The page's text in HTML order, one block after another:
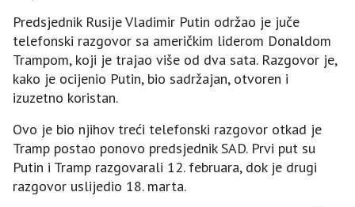
Predsjednik Rusije Vladimir Putin održao je juče
telefonski razgovor sa američkim liderom Donaldom
Trampom, koji je trajao više od dva sata. Razgovor je,
kako je ocijenio Putin, bio sadržajan, otvoren i
izuzetno koristan.
Ovo je bio njihov treći telefonski razgovor otkad je
Tramp postao ponovo predsjednik SAD. Prvi put su
Putin i Tramp razgovarali 12. februara, dok je drugi
razgovor uslijedio 18. marta.